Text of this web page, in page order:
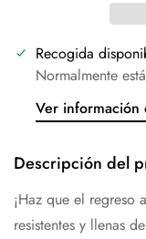
Recogida
Normalmente
Ver información
Descripción del
¡Haz que el regreso
resistentes y llenas